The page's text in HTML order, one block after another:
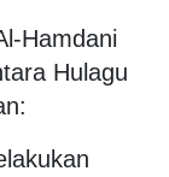
Hamdani
Hulagu